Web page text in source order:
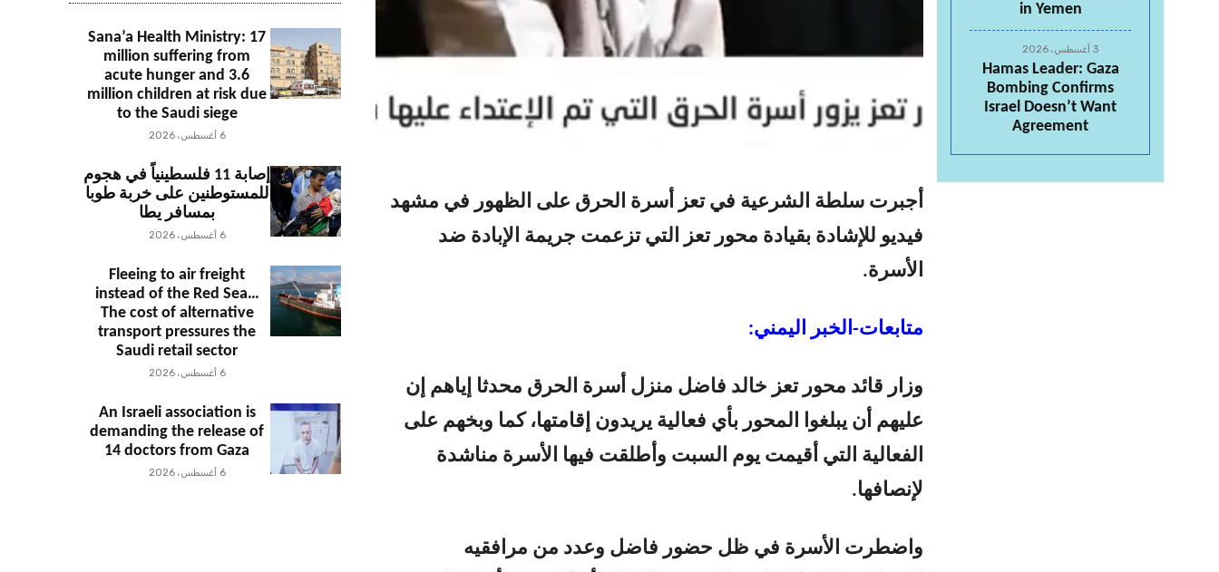
in Yemen
3 أغسطس، 2026
Hamas Leader: Gaza
Bombing Confirms
Israel Doesn’t Want
Agreement
أجبرت سلطة الشرعية في تعز أسرة الحرق على الظهور في مشهد
فيديو للإشادة بقيادة محور تعز التي تزعمت جريمة الإبادة ضد
الأسرة.
متابعات-الخبر اليمني:
وزار قائد محور تعز خالد فاضل منزل أسرة الحرق محدثا إياهم إن
عليهم أن يبلغوا المحور بأي فعالية يريدون إقامتها، كما وبخهم على
الفعالية التي أقيمت يوم السبت وأطلقت فيها الأسرة مناشدة
لإنصافها.
واضطرت الأسرة في ظل حضور فاضل وعدد من مرافقيه
Sana’a Health Ministry: 17
million suffering from
acute hunger and 3.6
million children at risk due
to the Saudi siege
6 أغسطس، 2026
إصابة 11 فلسطينياً في هجوم
للمستوطنين على خربة طوبا
بمسافر يطا
6 أغسطس، 2026
Fleeing to air freight
instead of the Red Sea…
The cost of alternative
transport pressures the
Saudi retail sector
6 أغسطس، 2026
An Israeli association is
demanding the release of
14 doctors from Gaza
6 أغسطس، 2026